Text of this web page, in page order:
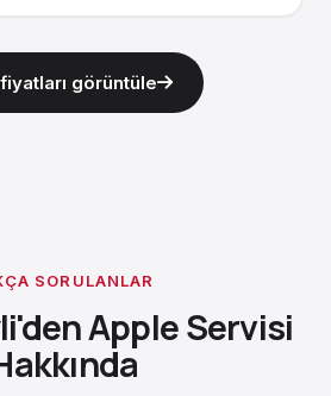
görüntüle
SORULANLAR
Apple Servisi